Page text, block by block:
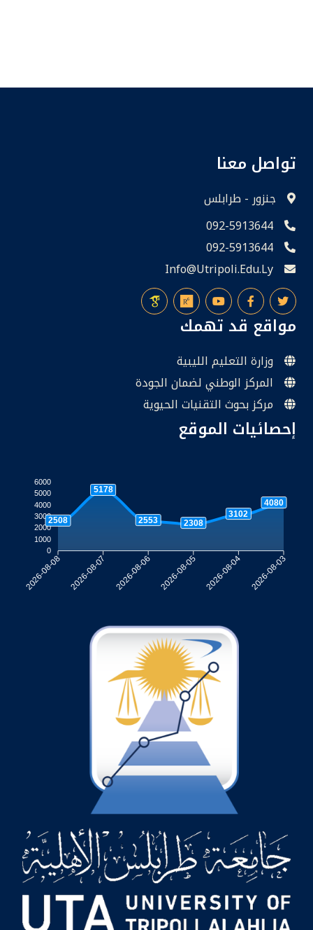
تواصل معنا
جنزور - طرابلس
092-5913644
092-5913644
Info@utripoli.edu.ly
مواقع قد تهمك
وزارة التعليم الليبية
المركز الوطني لضمان الجودة
مركز بحوث التقنيات الحيوية
إحصائيات الموقع
6000
5000
4000
3000
2000
1000
0
2508
5178
2553 2308
3102
4080
2026-08-08 2026-08-07 2026-08-06 2026-08-05 2026-08-04 2026-08-03